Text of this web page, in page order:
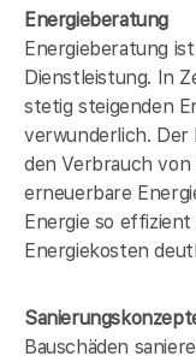
Energieberatung
Energieberatung
Dienstleistung. In
stetig steigenden
verwunderlich. Der
den Verbrauch von
erneuerbare
Energie so
Energiekosten
Bauschäden